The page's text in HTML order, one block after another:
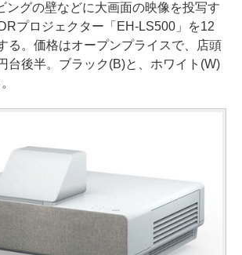
ングの壁などに大画面の映像を投写す
プロジェクター「EH-LS500」を12
る。価格はオープンプライスで、店頭
台後半。ブラック(B)と、ホワイト(W)